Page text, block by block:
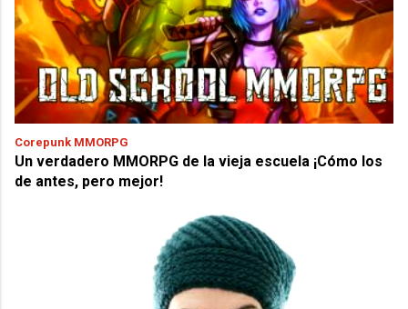
Corepunk MMORPG
Un verdadero MMORPG de la vieja escuela ¡Cómo los
de antes, pero mejor!